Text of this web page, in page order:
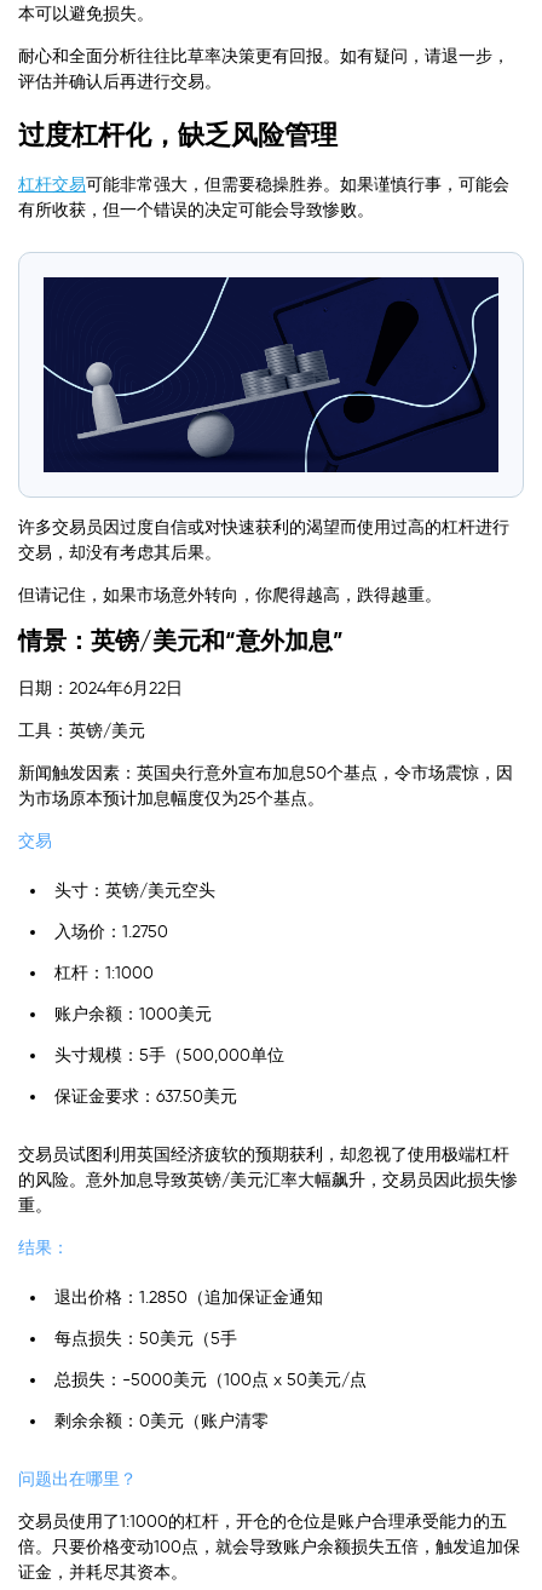
本可以避免损失。
耐心和全面分析往往比草率决策更有回报。如有疑问，请退一步，
评估并确认后再进行交易。
过度杠杆化，缺乏风险管理
杠杆交易可能非常强大，但需要稳操胜券。如果谨慎行事，可能会
有所收获，但一个错误的决定可能会导致惨败。
许多交易员因过度自信或对快速获利的渴望而使用过高的杠杆进行
交易，却没有考虑其后果。
但请记住，如果市场意外转向，你爬得越高，跌得越重。
情景：英镑/美元和“意外加息”
日期：2024年6月22日
工具：英镑/美元
新闻触发因素：英国央行意外宣布加息50个基点，令市场震惊，因
为市场原本预计加息幅度仅为25个基点。
交易
头寸：英镑/美元空头
入场价：1.2750
杠杆：1:1000
账户余额：1000美元
头寸规模：5手（500,000单位
保证金要求：637.50美元
交易员试图利用英国经济疲软的预期获利，却忽视了使用极端杠杆
的风险。意外加息导致英镑/美元汇率大幅飙升，交易员因此损失惨
重。
结果：
退出价格：1.2850（追加保证金通知
每点损失：50美元（5手
总损失：-5000美元（100点 x 50美元/点
剩余余额：0美元（账户清零
问题出在哪里？
交易员使用了1:1000的杠杆，开仓的仓位是账户合理承受能力的五
倍。只要价格变动100点，就会导致账户余额损失五倍，触发追加保
证金，并耗尽其资本。